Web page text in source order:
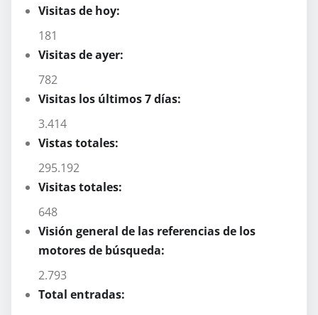
Visitas de hoy:
181
Visitas de ayer:
782
Visitas los últimos 7 días:
3.414
Vistas totales:
295.192
Visitas totales:
648
Visión general de las referencias de los
motores de búsqueda:
2.793
Total entradas: